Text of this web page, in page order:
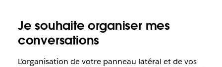
Je souhaite organiser mes
conversations
L’organisation de votre panneau latéral et de vos